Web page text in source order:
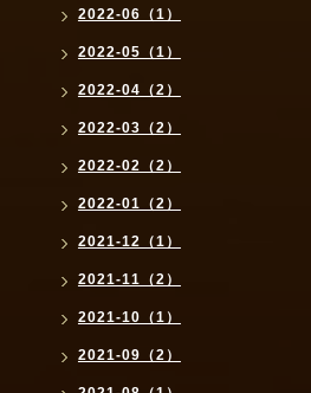
2022-06（1）
2022-05（1）
2022-04（2）
2022-03（2）
2022-02（2）
2022-01（2）
2021-12（1）
2021-11（2）
2021-10（1）
2021-09（2）